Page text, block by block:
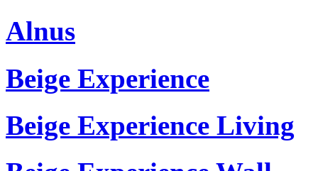
Alnus
Beige Experience
Beige Experience Living